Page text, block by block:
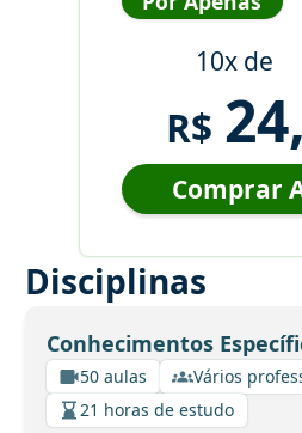
10x de
R$
Comprar
Disciplinas
Conhecimentos
50 aulas
Vários
21 horas de estudo